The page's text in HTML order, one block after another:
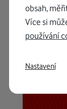
obsah,
Více si
používání
Nastavení